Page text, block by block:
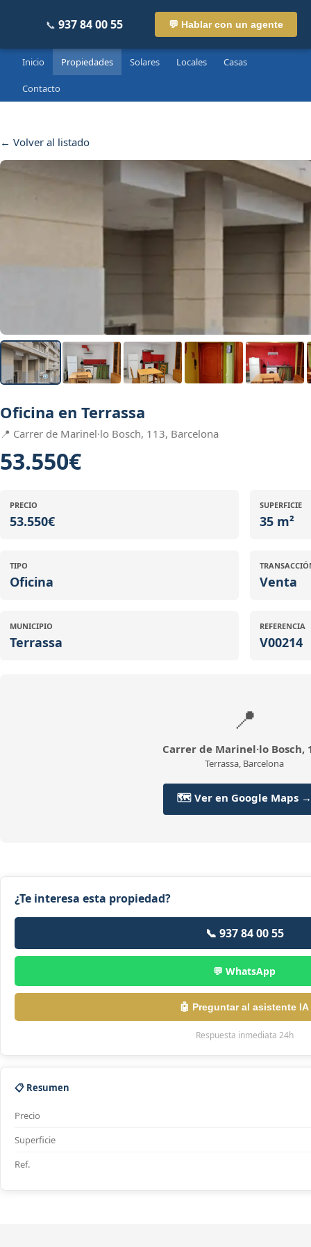
📞 937 84 00 55 💬 Hablar con un agente
Inicio Propiedades Solares Locales Casas
Contacto
← Volver al listado
Oficina en Terrassa
📍 Carrer de Marinel·lo Bosch, 113, Barcelona
53.550€
PRECIO
53.550€
SUPERFICIE
35 m²
TIPO
Oficina Venta
MUNICIPIO
Terrassa
REFERENCIA
V00214
📍
Carrer de Marinel·lo Bosch,
Terrassa, Barcelona
🗺️ Ver en Google Maps →
¿Te interesa esta propiedad?
📞 937 84 00 55
💬 WhatsApp
🤖 Preguntar al asistente IA
Respuesta inmediata 24h
📋 Resumen
Precio
Superficie
Ref.